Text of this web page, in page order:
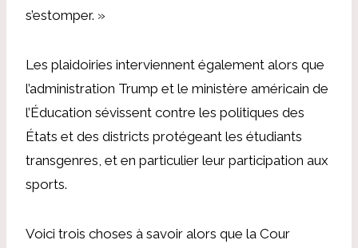
s’estomper. »
Les plaidoiries interviennent également alors que
l’administration Trump et le ministère américain de
l’Éducation sévissent contre les politiques des
États et des districts protégeant les étudiants
transgenres, et en particulier leur participation aux
sports.
Voici trois choses à savoir alors que la Cour